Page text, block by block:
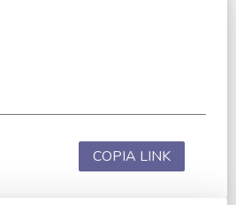
COPIA LINK